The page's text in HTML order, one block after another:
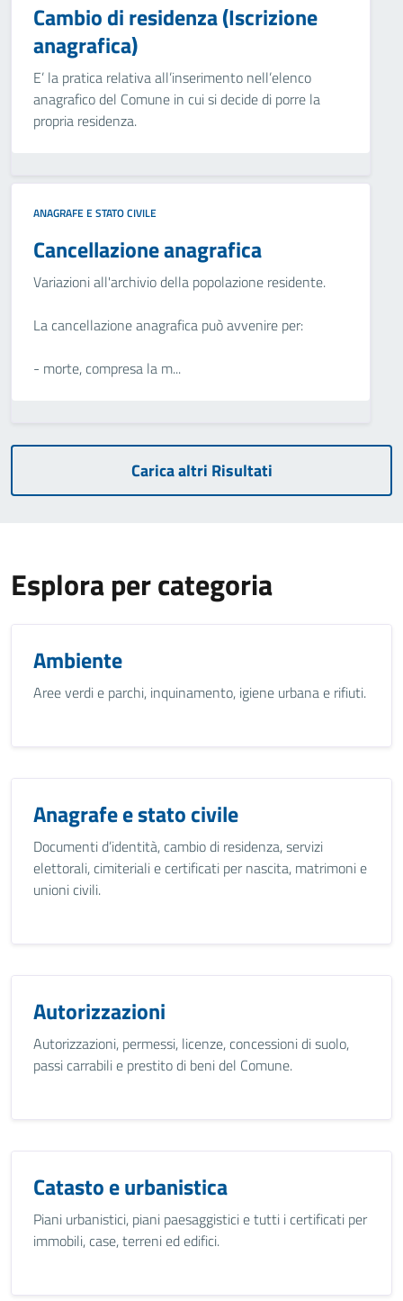
Cambio di residenza (Iscrizione
anagrafica)
E’ la pratica relativa all’inserimento nell’elenco
anagrafico del Comune in cui si decide di porre la
propria residenza.
ANAGRAFE E STATO CIVILE
Cancellazione anagrafica
Variazioni all'archivio della popolazione residente.
La cancellazione anagrafica può avvenire per:
- morte, compresa la m...
Carica altri Risultati
Esplora per categoria
Ambiente
Aree verdi e parchi, inquinamento, igiene urbana e rifiuti.
Anagrafe e stato civile
Documenti d’identità, cambio di residenza, servizi
elettorali, cimiteriali e certificati per nascita, matrimoni e
unioni civili.
Autorizzazioni
Autorizzazioni, permessi, licenze, concessioni di suolo,
passi carrabili e prestito di beni del Comune.
Catasto e urbanistica
Piani urbanistici, piani paesaggistici e tutti i certificati per
immobili, case, terreni ed edifici.